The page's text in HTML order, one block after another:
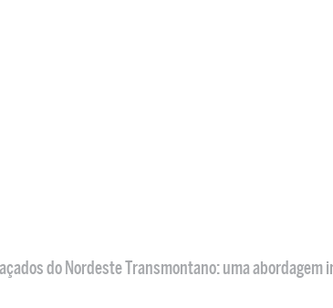
do Nordeste Transmontano: uma abordagem